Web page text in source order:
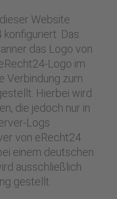
Website
Das
das Logo von
Logo im
Verbindung zum
Hierbei wird
die jedoch nur in
Logs
von eRecht24
einem deutschen
ausschließlich
gestellt.